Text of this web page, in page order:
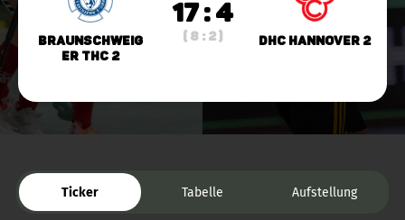
Braunschweig
er THC 2
17 : 4
( 8 : 2 ) DHC Hannover 2
Ticker Tabelle Aufstellung